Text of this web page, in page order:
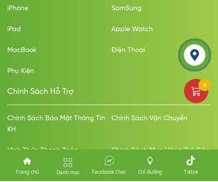
iPhone SamSung
iPad Apple Watch
MacBook Điện Thoại
Phụ Kiện
Chính Sách Hỗ Trợ
Chính Sách Bảo Mật Thông Tin
KH
Chính Sách Vận Chuyển
Hình Thức Thanh Toán Chính Sách Mua Hàng Trả Góp
Chính Sách Đổi Trả Bảo Hành
0
Trang chủ Danh mục Facebook Chat Chỉ đường Tiktok